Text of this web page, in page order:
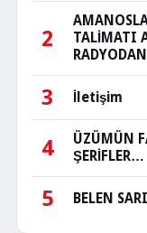
2
TALİMATI
3 İletişim
4
ÜZÜMÜN
ŞERİFLER…
5 BELEN